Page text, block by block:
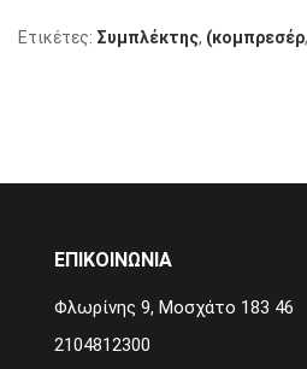
Ετικέτες: Συμπλέκτης, (κομπρεσέρ,
ΕΠΙΚΟΙΝΩΝΙΑ
Φλωρίνης 9, Μοσχάτο 183 46
2104812300